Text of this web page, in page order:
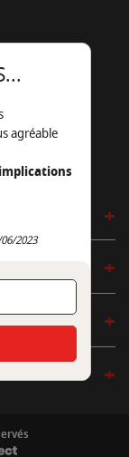
agréable
2023